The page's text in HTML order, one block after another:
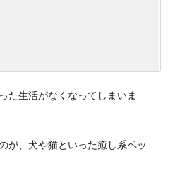
た生活がなくなってしまいま
が、犬や猫といった癒し系ペッ